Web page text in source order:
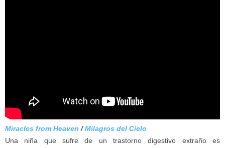
Miracles from Heaven /Milagros del Cielo
Una niña que sufre de un trastorno digestivo extraño es